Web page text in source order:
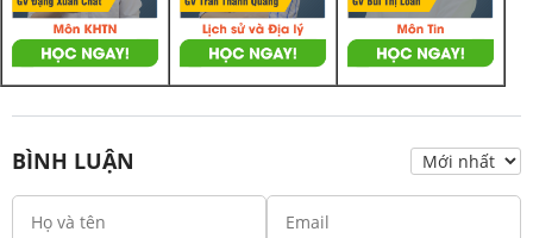
BÌNH LUẬN